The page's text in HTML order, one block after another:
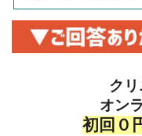
ク
オン
初回０